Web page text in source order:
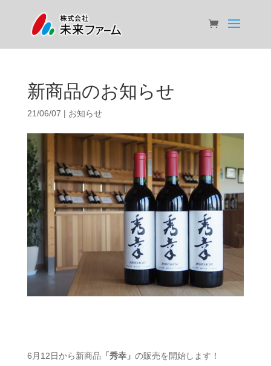
新商品のお知らせ
21/06/07 | お知らせ
6月12日から新商品 「秀幸」 の販売を開始します！